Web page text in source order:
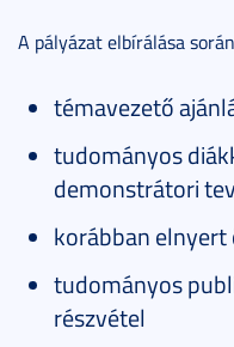
A pályázat elbírálása
témavezető
tudományos
demonstrátori
korábban elnyert
tudományos
részvétel